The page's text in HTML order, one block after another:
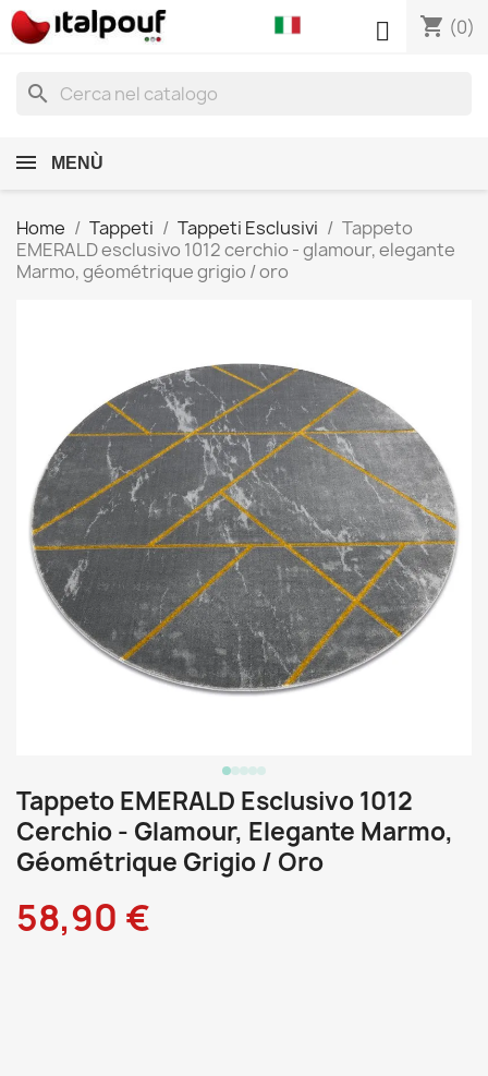
shopping_cart (0)

search
MENÙ
Home Tappeti Tappeti Esclusivi
Tappeto
EMERALD esclusivo 1012 cerchio - glamour, elegante
Marmo, géométrique grigio / oro
Tappeto EMERALD Esclusivo 1012
Cerchio - Glamour, Elegante Marmo,
Géométrique Grigio / Oro
58,90 €